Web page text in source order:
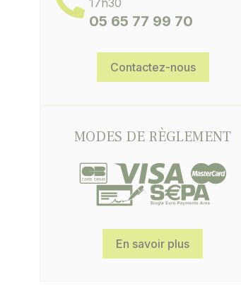
17h30
05 65 77 99 70
Contactez-nous
MODES DE RÈGLEMENT
En savoir plus